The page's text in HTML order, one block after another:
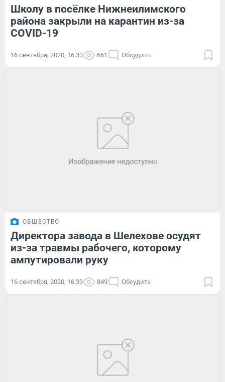
Школу в посёлке Нижнеилимского
района закрыли на карантин из-за
COVID-19
16 сентября, 2020, 16:33 661 Обсудить
ОБЩЕСТВО
Директора завода в Шелехове осудят
из-за травмы рабочего, которому
ампутировали руку
16 сентября, 2020, 16:33 849 Обсудить